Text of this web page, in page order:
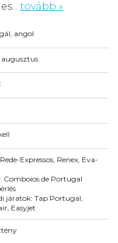
tovább »
angol
augusztus
Expressos, Renex, Eva-
Comboios de Portugal
járatok: Tap Portugal,
Easyjet